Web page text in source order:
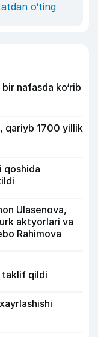
o‘ting
nafasda ko‘rib
qariyb 1700 yillik
qoshida
Ulasenova,
aktyorlari va
Rahimova
taklif qildi